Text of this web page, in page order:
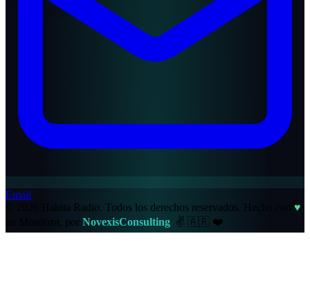
Email
© 2026 Habita Radio. Todos los derechos reservados.
Hecho con ♥
en Mendoza, por NovexisConsulting ✌️ 🇦🇷 ❤️